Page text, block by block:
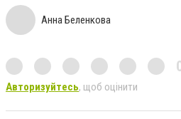
Анна Беленкова
Авторизуйтесь, щоб оцінити